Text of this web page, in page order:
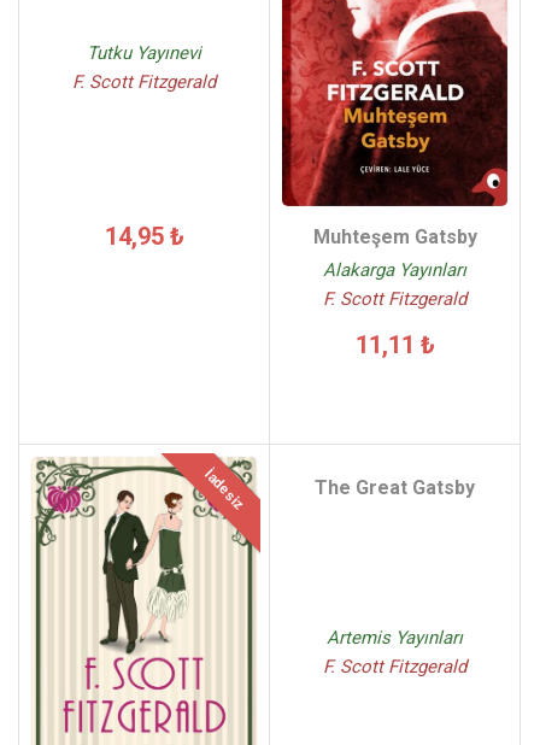
Tutku Yayınevi
F. Scott Fitzgerald
14,95 ₺ Muhteşem Gatsby
Alakarga Yayınları
F. Scott Fitzgerald
11,11 ₺
İadesiz The Great Gatsby
Artemis Yayınları
F. Scott Fitzgerald